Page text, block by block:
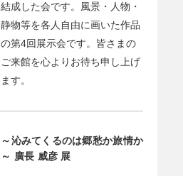
結成した会です。風景・人物・
静物等を各人自由に画いた作品
の第4回展示会です。皆さまの
ご来館を心よりお待ち申し上げ
ます。
～沁みてくるのは郷愁か旅情か
～ 廣長 威彦 展